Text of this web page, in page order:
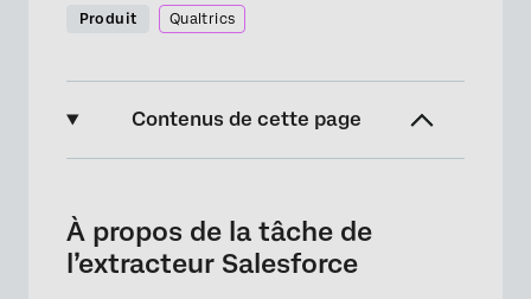
Produit Qualtrics
Contenus de cette page
Extraction d’objets de Salesforce
À propos de la tâche de
l’extracteur Salesforce